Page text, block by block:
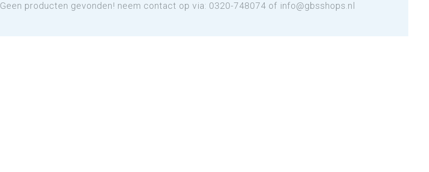
Geen producten gevonden! neem contact op via: 0320-748074 of info@gbsshops.nl